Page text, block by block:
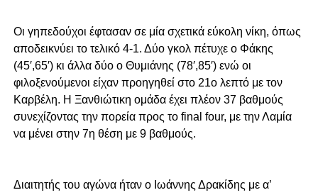
Οι γηπεδούχοι έφτασαν σε μία σχετικά εύκολη νίκη, όπως
αποδεικνύει το τελικό 4-1. Δύο γκολ πέτυχε ο Φάκης
(45′,65′) κι άλλα δύο ο Θυμιάνης (78′,85′) ενώ οι
φιλοξενούμενοι είχαν προηγηθεί στο 21ο λεπτό με τον
Καρβέλη. Η Ξανθιώτικη ομάδα έχει πλέον 37 βαθμούς
συνεχίζοντας την πορεία προς το final four, με την Λαμία
να μένει στην 7η θέση με 9 βαθμούς.
Διαιτητής του αγώνα ήταν ο Ιωάννης Δρακίδης με α’